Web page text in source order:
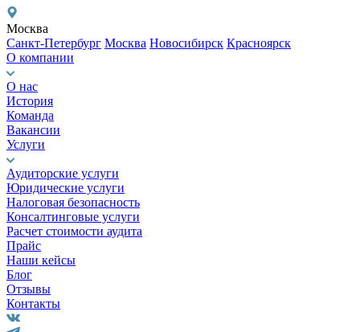
Москва
Санкт-Петербург Москва Новосибирск Красноярск
О компании
О нас
История
Команда
Вакансии
Услуги
Аудиторские услуги
Юридические услуги
Налоговая безопасность
Консалтинговые услуги
Расчет стоимости аудита
Прайс
Наши кейсы
Блог
Отзывы
Контакты